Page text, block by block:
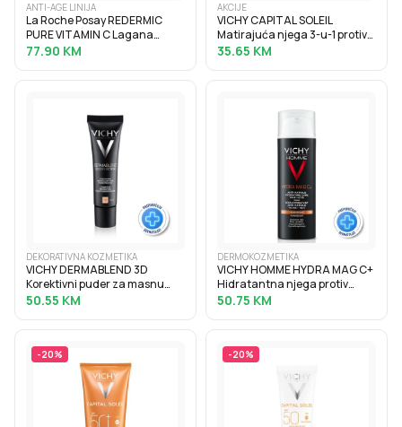
ANTI-AGE LINIJA
La Roche Posay REDERMIC
PURE VITAMIN C Lagana
krema za korekciju bora i
77.90 KM
AKCIJE
VICHY CAPITAL SOLEIL
Matirajuća njega 3-u-1 protiv
masnog sjaja SPF50+, 50 ml
35.65 KM
DEKORATIVNA KOZMETIKA
VICHY DERMABLEND 3D
Korektivni puder za masnu
kožu sklonu aknama s visokim
50.55 KM
DERMOKOZMETIKA
VICHY HOMME HYDRA MAG C+
Hidratantna njega protiv
znakova umora za lice i
50.75 KM
-20% -20%